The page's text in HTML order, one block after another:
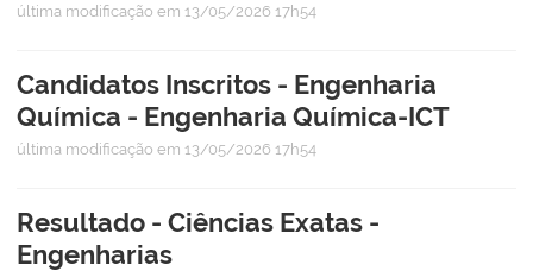
última modificação em 13/05/2026 17h54
Candidatos Inscritos - Engenharia
Química - Engenharia Química-ICT
última modificação em 13/05/2026 17h54
Resultado - Ciências Exatas -
Engenharias